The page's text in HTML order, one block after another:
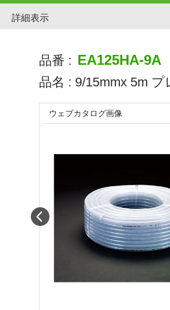
詳細表示
品番 : EA125HA-9A
品名 : 9/15mmx 5m
ウェブカタログ画像